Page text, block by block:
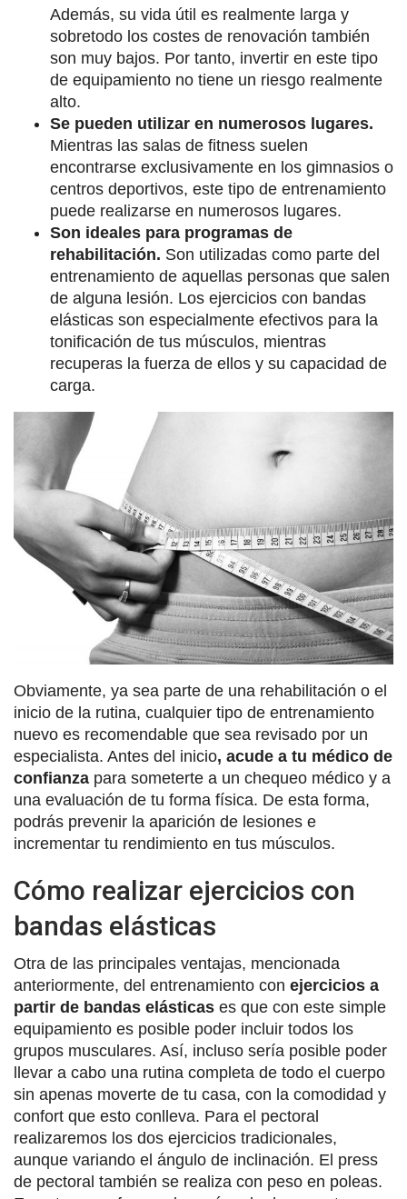
Además, su vida útil es realmente larga y
sobretodo los costes de renovación también
son muy bajos. Por tanto, invertir en este tipo
de equipamiento no tiene un riesgo realmente
alto.
Se pueden utilizar en numerosos lugares.
Mientras las salas de fitness suelen
encontrarse exclusivamente en los gimnasios o
centros deportivos, este tipo de entrenamiento
puede realizarse en numerosos lugares.
Son ideales para programas de
rehabilitación. Son utilizadas como parte del
entrenamiento de aquellas personas que salen
de alguna lesión. Los ejercicios con bandas
elásticas son especialmente efectivos para la
tonificación de tus músculos, mientras
recuperas la fuerza de ellos y su capacidad de
carga.
Obviamente, ya sea parte de una rehabilitación o el
inicio de la rutina, cualquier tipo de entrenamiento
nuevo es recomendable que sea revisado por un
especialista. Antes del inicio, acude a tu médico de
confianza para someterte a un chequeo médico y a
una evaluación de tu forma física. De esta forma,
podrás prevenir la aparición de lesiones e
incrementar tu rendimiento en tus músculos.
Cómo realizar ejercicios con
bandas elásticas
Otra de las principales ventajas, mencionada
anteriormente, del entrenamiento con ejercicios a
partir de bandas elásticas es que con este simple
equipamiento es posible poder incluir todos los
grupos musculares. Así, incluso sería posible poder
llevar a cabo una rutina completa de todo el cuerpo
sin apenas moverte de tu casa, con la comodidad y
confort que esto conlleva. Para el pectoral
realizaremos los dos ejercicios tradicionales,
aunque variando el ángulo de inclinación. El press
de pectoral también se realiza con peso en poleas.